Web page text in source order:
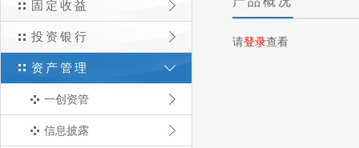
固定收益
投资银行
资产管理
一创资管
信息披露
请登录查看